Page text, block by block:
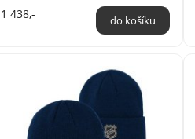
1 438,-